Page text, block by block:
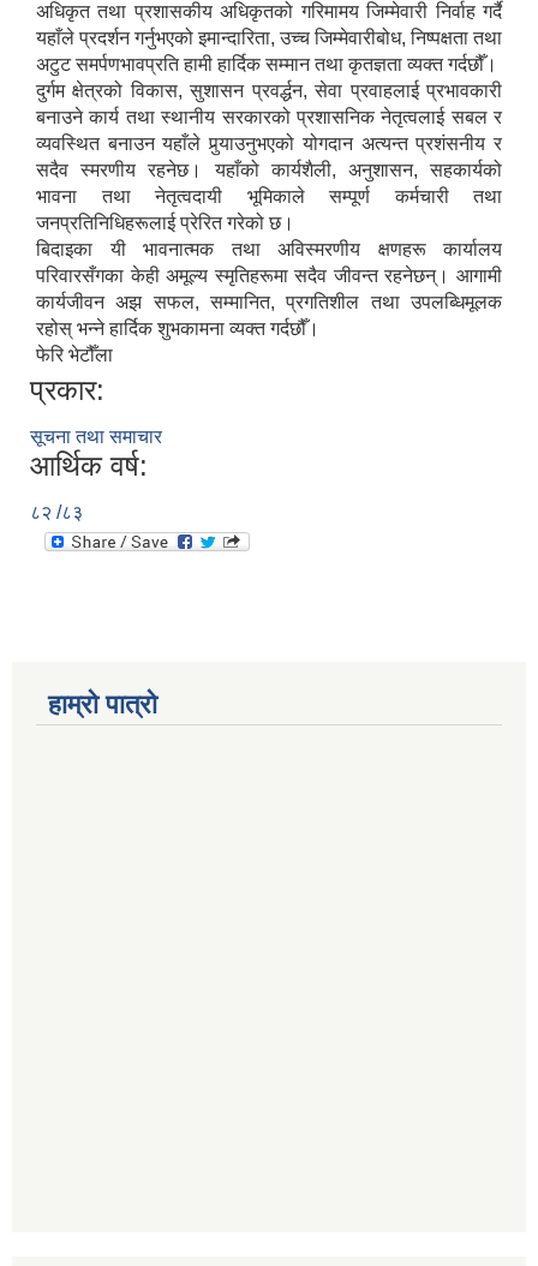
अधिकृत तथा प्रशासकीय अधिकृतको गरिमामय जिम्मेवारी निर्वाह गर्दै
यहाँले प्रदर्शन गर्नुभएको इमान्दारिता, उच्च जिम्मेवारीबोध, निष्पक्षता तथा
अटुट समर्पणभावप्रति हामी हार्दिक सम्मान तथा कृतज्ञता व्यक्त गर्दछौँ।
दुर्गम क्षेत्रको विकास, सुशासन प्रवर्द्धन, सेवा प्रवाहलाई प्रभावकारी
बनाउने कार्य तथा स्थानीय सरकारको प्रशासनिक नेतृत्वलाई सबल र
व्यवस्थित बनाउन यहाँले पुर्‍याउनुभएको योगदान अत्यन्त प्रशंसनीय र
सदैव स्मरणीय रहनेछ। यहाँको कार्यशैली, अनुशासन, सहकार्यको
भावना तथा नेतृत्वदायी भूमिकाले सम्पूर्ण कर्मचारी तथा
जनप्रतिनिधिहरूलाई प्रेरित गरेको छ।
बिदाइका यी भावनात्मक तथा अविस्मरणीय क्षणहरू कार्यालय
परिवारसँगका केही अमूल्य स्मृतिहरूमा सदैव जीवन्त रहनेछन्। आगामी
कार्यजीवन अझ सफल, सम्मानित, प्रगतिशील तथा उपलब्धिमूलक
रहोस् भन्ने हार्दिक शुभकामना व्यक्त गर्दछौँ।
फेरि भेटौँला
प्रकार:
सूचना तथा समाचार
आर्थिक वर्ष:
८२ /८३
हाम्रो पात्रो